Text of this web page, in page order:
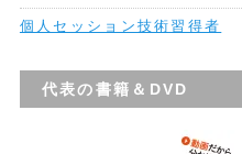
個人セッション技術習得者
代表の書籍＆DVD